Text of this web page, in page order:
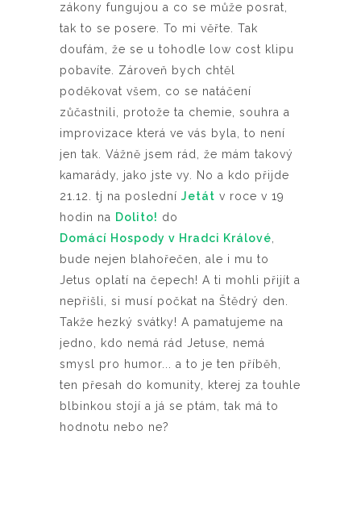
zákony fungujou a co se může posrat,
tak to se posere. To mi věřte. Tak
doufám, že se u tohodle low cost klipu
pobavíte. Zároveň bych chtěl
poděkovat všem, co se natáčení
zůčastnili, protože ta chemie, souhra a
improvizace která ve vás byla, to není
jen tak. Vážně jsem rád, že mám takový
kamarády, jako jste vy. No a kdo přijde
21.12. tj na poslední Jetát v roce v 19
hodin na Dolito! do
Domácí Hospody v Hradci Králové,
bude nejen blahořečen, ale i mu to
Jetus oplatí na čepech! A ti mohli přijít a
nepřišli, si musí počkat na Štědrý den.
Takže hezký svátky! A pamatujeme na
jedno, kdo nemá rád Jetuse, nemá
smysl pro humor... a to je ten příběh,
ten přesah do komunity, kterej za touhle
blbinkou stojí a já se ptám, tak má to
hodnotu nebo ne?